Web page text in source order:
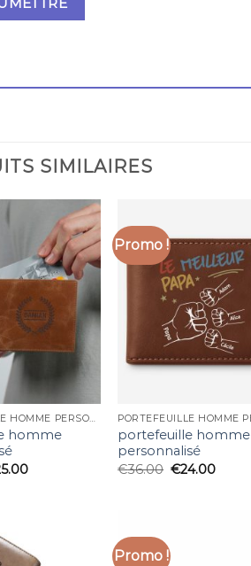
SIMILAIRES
PORTEFEUILLE HOMME PERSONNALISÉ
homme
Promo !
portefeuille homme
personnalisé
€36.00 €24.00
Promo !